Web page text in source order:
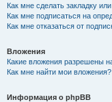
Как мне сделать закладку
Как мне подписаться на
Как мне отказаться от
Вложения
Какие вложения разрешены
Как мне найти мои вложения?
Информация о phpBB